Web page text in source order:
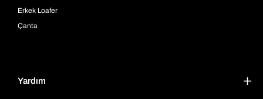
Erkek Loafer
Çanta
Yardım